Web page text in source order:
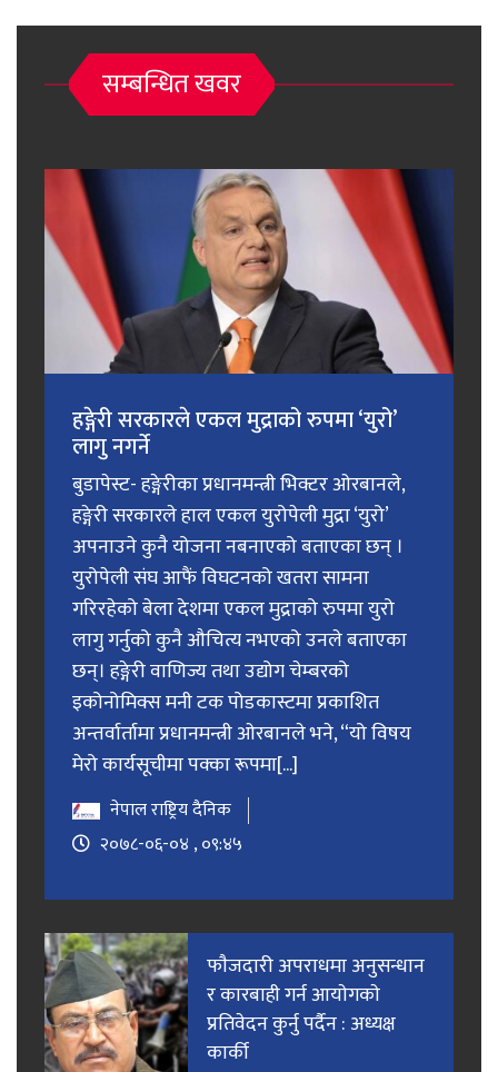
सम्बन्धित खवर
हङ्गेरी सरकारले एकल मुद्राको रुपमा ‘युरो’
लागु नगर्ने
बुडापेस्ट- हङ्गेरीका प्रधानमन्त्री भिक्टर ओरबानले,
हङ्गेरी सरकारले हाल एकल युरोपेली मुद्रा ‘युरो’
अपनाउने कुनै योजना नबनाएको बताएका छन् ।
युरोपेली संघ आफैं विघटनको खतरा सामना
गरिरहेको बेला देशमा एकल मुद्राको रुपमा युरो
लागु गर्नुको कुनै औचित्य नभएको उनले बताएका
छन्। हङ्गेरी वाणिज्य तथा उद्योग चेम्बरको
इकोनोमिक्स मनी टक पोडकास्टमा प्रकाशित
अन्तर्वार्तामा प्रधानमन्त्री ओरबानले भने, “यो विषय
मेरो कार्यसूचीमा पक्का रूपमा[...]
नेपाल राष्ट्रिय दैनिक
२०७८-०६-०४ , ०९:४५
फाैजदारी अपराधमा अनुसन्धान
र कारबाही गर्न आयाेगकाे
प्रतिवेदन कुर्नु पर्दैन : अध्यक्ष
कार्की